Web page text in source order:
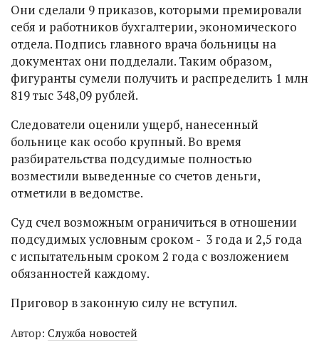
Они сделали 9 приказов, которыми премировали
себя и работников бухгалтерии, экономического
отдела. Подпись главного врача больницы на
документах они подделали. Таким образом,
фигуранты сумели получить и распределить 1 млн
819 тыс 348,09 рублей.
Следователи оценили ущерб, нанесенный
больнице как особо крупный. Во время
разбирательства подсудимые полностью
возместили выведенные со счетов деньги,
отметили в ведомстве.
Суд счел возможным ограничиться в отношении
подсудимых условным сроком - 3 года и 2,5 года
с испытательным сроком 2 года с возложением
обязанностей каждому.
Приговор в законную силу не вступил.
Автор: Служба новостей